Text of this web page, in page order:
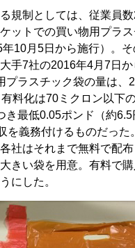
規制としては、従業員
ットでの買い物用プラ
10月5日から施行）。そ
手7社の2016年4月7日か
プラスチック袋の量は、
料化は70ミクロン以下
き最低0.05ポンド（約6.5
を義務付けるものだった
社はそれまで無料で配
きい袋を用意。有料で
にした。